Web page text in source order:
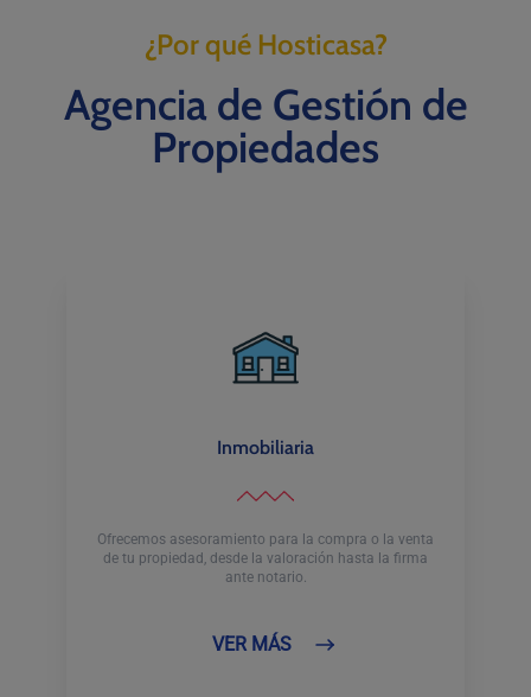
¿Por qué Hosticasa?
Agencia de Gestión de
Propiedades
Inmobiliaria
Ofrecemos asesoramiento para la compra o la venta
de tu propiedad, desde la valoración hasta la firma
ante notario.
VER MÁS